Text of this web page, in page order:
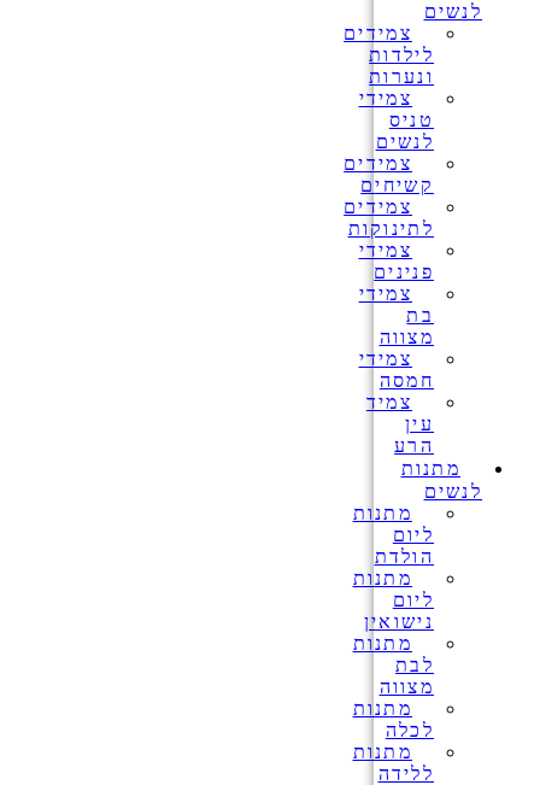
לנשים
צמידים
לילדות
ונערות
צמידי
טניס
לנשים
צמידים
קשיחים
צמידים
לתינוקות
צמידי
פנינים
צמידי
בת
מצווה
צמידי
חמסה
צמיד
עין
הרע
מתנות
לנשים
מתנות
ליום
הולדת
מתנות
ליום
נישואין
מתנות
לבת
מצווה
מתנות
לכלה
מתנות
ללידה